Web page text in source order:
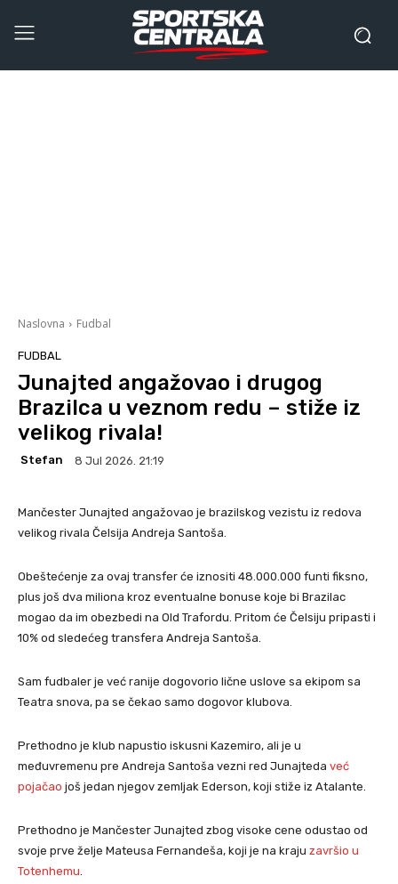
Naslovna Fudbal
FUDBAL
Junajted angažovao i drugog
Brazilca u veznom redu – stiže iz
velikog rivala!
Stefan 8 Jul 2026. 21:19
Mančester Junajted angažovao je brazilskog vezistu iz redova
velikog rivala Čelsija Andreja Santoša.
Obeštećenje za ovaj transfer će iznositi 48.000.000 funti fiksno,
plus još dva miliona kroz eventualne bonuse koje bi Brazilac
mogao da im obezbedi na Old Trafordu. Pritom će Čelsiju pripasti i
10% od sledećeg transfera Andreja Santoša.
Sam fudbaler je već ranije dogovorio lične uslove sa ekipom sa
Teatra snova, pa se čekao samo dogovor klubova.
Prethodno je klub napustio iskusni Kazemiro, ali je u
međuvremenu pre Andreja Santoša vezni red Junajteda već
pojačao još jedan njegov zemljak Ederson, koji stiže iz Atalante.
Prethodno je Mančester Junajted zbog visoke cene odustao od
svoje prve želje Mateusa Fernandeša, koji je na kraju završio u
Totenhemu